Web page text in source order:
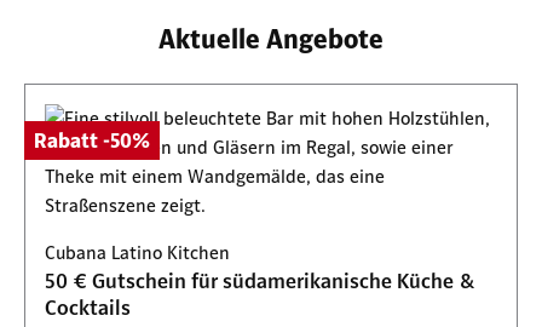
Aktuelle Angebote
Rabatt -50%
Cubana Latino Kitchen
50 € Gutschein für südamerikanische Küche &
Cocktails